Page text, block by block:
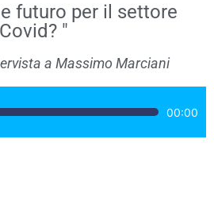
futuro per il settore
"
a Massimo Marciani
00:00